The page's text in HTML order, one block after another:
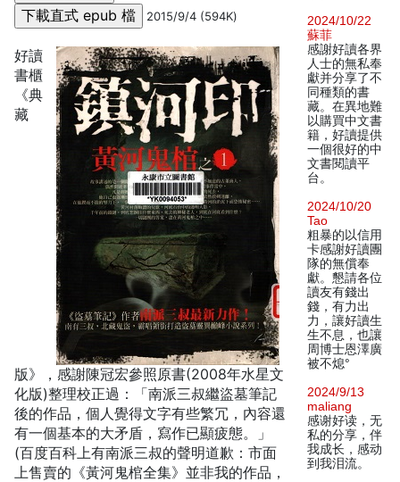
2015/9/4 (594K)
好讀
書櫃
《典
藏
版》，感謝陳冠宏參照原書(2008年水星文
化版)整理校正過：「南派三叔繼盜墓筆記
後的作品，個人覺得文字有些繁冗，內容還
有一個基本的大矛盾，寫作已顯疲態。」
(百度百科上有南派三叔的聲明道歉：市面
上售賣的《黃河鬼棺全集》並非我的作品，
2024/10/22
蘇菲
感謝好讀各界
人士的無私奉
獻并分享了不
同種類的書
藏。在異地難
以購買中文書
籍，好讀提供
一個很好的中
文書閱讀平
台。
2024/10/20
Tao
粗暴的以信用
卡感謝好讀團
隊的無償奉
獻。懇請各位
讀友有錢出
錢，有力出
力，讓好讀生
生不息，也讓
周博士恩澤廣
被不熄°
2024/9/13
maliang
感谢好读，无
私的分享，伴
我成长，感动
到我泪流。